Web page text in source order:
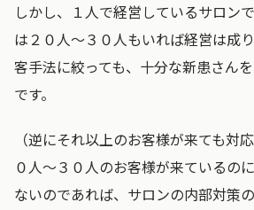
しかし、１人で経営しているサロン
は２０人～３０人もいれば経営は成
客手法に絞っても、十分な新患さん
です。
（逆にそれ以上のお客様が来ても対
０人～３０人のお客様が来ているの
ないのであれば、サロンの内部対策